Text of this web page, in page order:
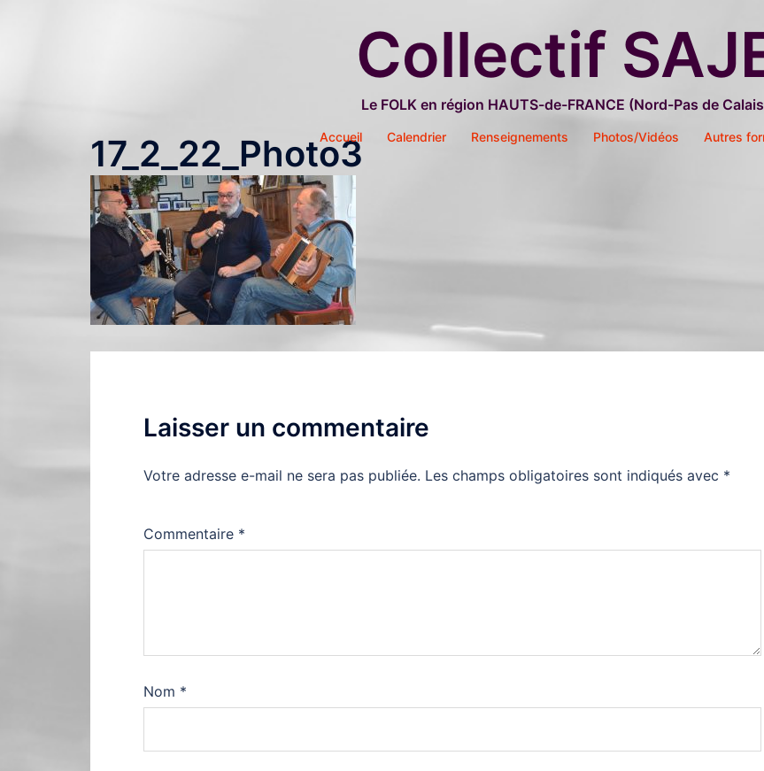
Collectif
Le FOLK en région HAUTS-de-FRANCE (Nord-Pas de
Accueil Calendrier Renseignements Photos/Vidéos Autres
17_2_22_Photo3
Laisser un commentaire
Votre adresse e-mail ne sera pas publiée. Les champs obligatoires sont indiqués avec *
Commentaire *
Nom *